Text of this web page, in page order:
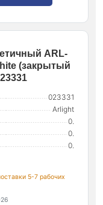
ARL-
(закрытый
023331
Arlight
0.
0.
0.
5-7 рабочих